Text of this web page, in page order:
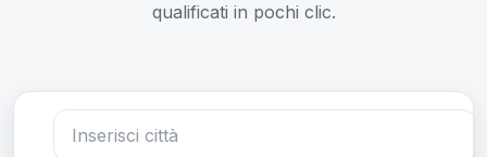
qualificati in pochi clic.